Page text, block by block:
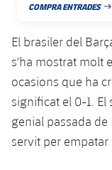
Accessibilitat
Instal·lacions
Història
Palmarès
Jugadors
Fotos
Jugadors
Cadet
Infantil
Aleví
PLUSICON
MÉS
Primer
plusicon
Actualitat
Calendari
Barça Atlètic
plusicon
Actualitat
Base
COMPRA ENTRADES
DATA DE PUBLICACIÓ
El brasiler del
s'ha mostrat molt
ocasions que ha
significat el 0-1.
genial passada
servit per